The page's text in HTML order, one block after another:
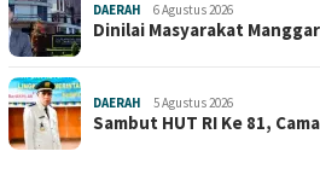
DAERAH 6 Agustus 2026
Dinilai Masyarakat
DAERAH 5 Agustus 2026
Sambut HUT RI Ke 81,